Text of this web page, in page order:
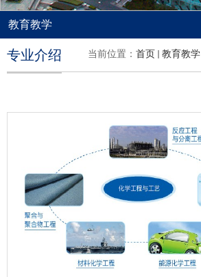
教育教学
当前位置： 首页 教育教学
专业介绍